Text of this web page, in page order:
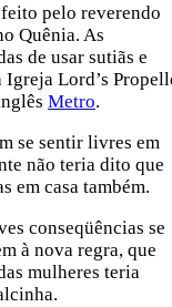
pelo reverendo
Quênia. As
de usar sutiãs e
Igreja Lord’s
Metro.
se sentir livres em
não teria dito que
em casa também.
conseqüências se
à nova regra, que
mulheres teria